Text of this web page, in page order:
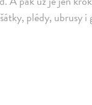
plédy, ubrusy i